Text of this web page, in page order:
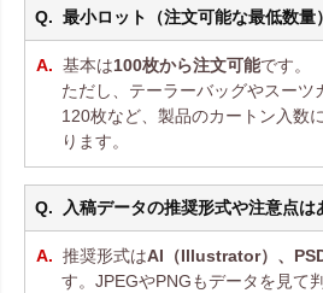
最小ロット（注文可能な最低数量
基本は100枚から注文可能です。
ただし、テーラーバッグやスーツ
120枚など、製品のカートン入数
ります。
入稿データの推奨形式や注意点は
推奨形式はAI（Illustrator）、
す。JPEGやPNGもデータを見て